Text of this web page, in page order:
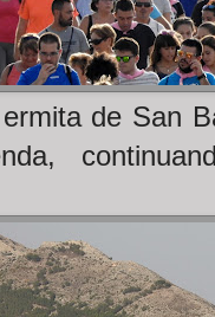
de San